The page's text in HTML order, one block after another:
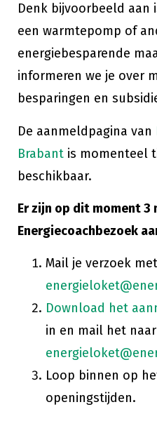
Denk bijvoorbeeld aan
een warmtepomp of
energiebesparende
informeren we je over
besparingen en
De aanmeldpagina van
Brabant is momenteel
beschikbaar.
Er zijn op dit moment 3
Energiecoachbezoek
Mail je verzoek
Download het
in en mail het naar
Loop binnen op
openingstijden.